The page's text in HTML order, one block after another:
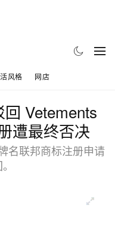
风格 网店
Vetements
遭最终否决
名联邦商标注册申请